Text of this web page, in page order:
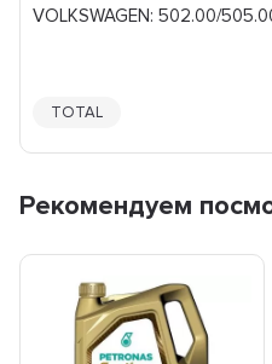
VOLKSWAGEN: 502.00/
TOTAL
Рекомендуем